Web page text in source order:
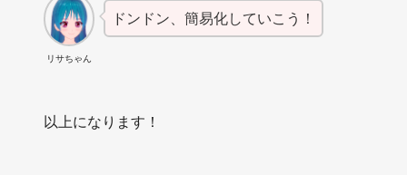
リサちゃん
ドンドン、簡易化していこう！
以上になります！